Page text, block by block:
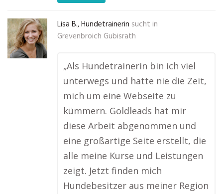
Lisa B., Hundetrainerin sucht in
Grevenbroich Gubisrath
„Als Hundetrainerin bin ich viel
unterwegs und hatte nie die Zeit,
mich um eine Webseite zu
kümmern. Goldleads hat mir
diese Arbeit abgenommen und
eine großartige Seite erstellt, die
alle meine Kurse und Leistungen
zeigt. Jetzt finden mich
Hundebesitzer aus meiner Region